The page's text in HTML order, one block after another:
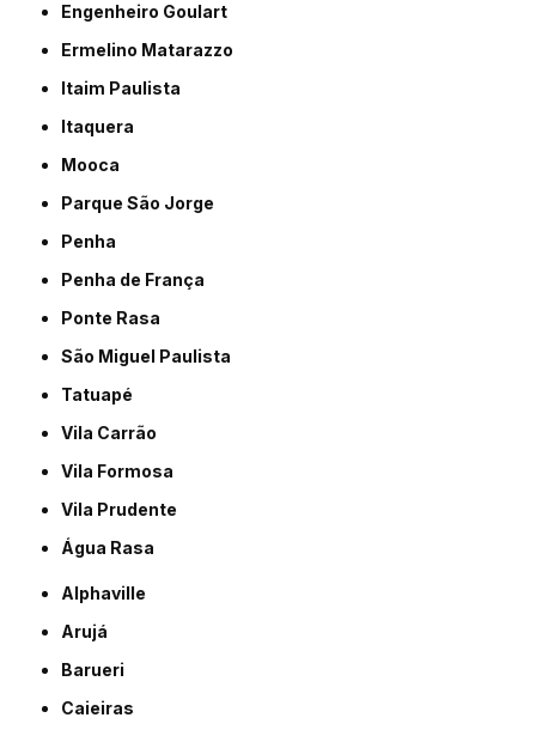
Engenheiro Goulart
Ermelino Matarazzo
Itaim Paulista
Itaquera
Mooca
Parque São Jorge
Penha
Penha de França
Ponte Rasa
São Miguel Paulista
Tatuapé
Vila Carrão
Vila Formosa
Vila Prudente
Água Rasa
Alphaville
Arujá
Barueri
Caieiras